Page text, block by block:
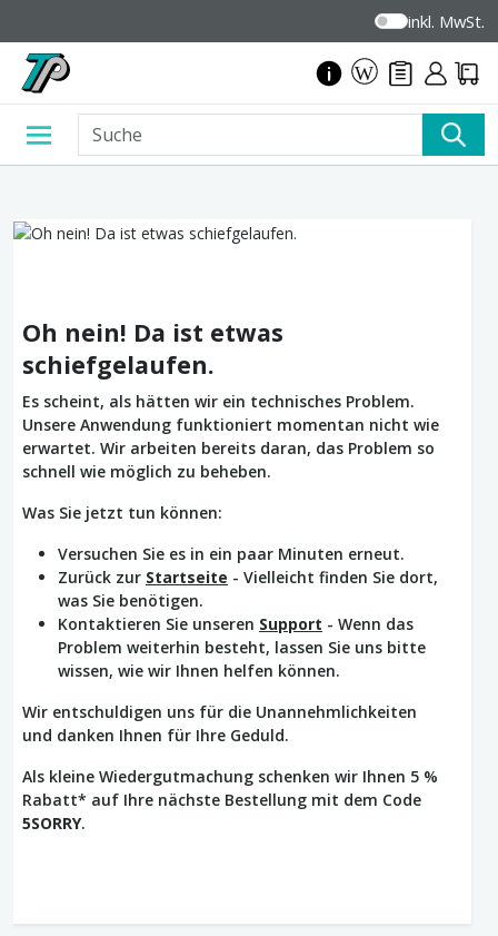
inkl. MwSt.
Oh nein! Da ist etwas
schiefgelaufen.
Es scheint, als hätten wir ein technisches Problem.
Unsere Anwendung funktioniert momentan nicht wie
erwartet. Wir arbeiten bereits daran, das Problem so
schnell wie möglich zu beheben.
Was Sie jetzt tun können:
Versuchen Sie es in ein paar Minuten erneut.
Zurück zur Startseite - Vielleicht finden Sie dort,
was Sie benötigen.
Kontaktieren Sie unseren Support - Wenn das
Problem weiterhin besteht, lassen Sie uns bitte
wissen, wie wir Ihnen helfen können.
Wir entschuldigen uns für die Unannehmlichkeiten
und danken Ihnen für Ihre Geduld.
Als kleine Wiedergutmachung schenken wir Ihnen 5 %
Rabatt* auf Ihre nächste Bestellung mit dem Code
5SORRY.